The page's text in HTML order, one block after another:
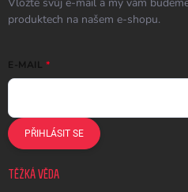
produktech na našem e-shopu.
E-MAIL
PŘIHLÁSIT SE
TĚŽKÁ VĚDA